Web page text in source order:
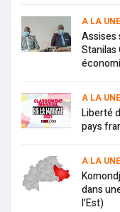
A LA UNE
Assises
Stanilas
A LA UNE
Liberté
pays
A LA UNE
dans
l’Est)